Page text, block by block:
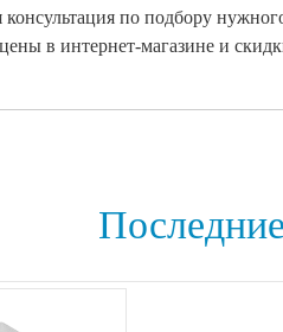
консультация по подбору
в интернет-магазине и